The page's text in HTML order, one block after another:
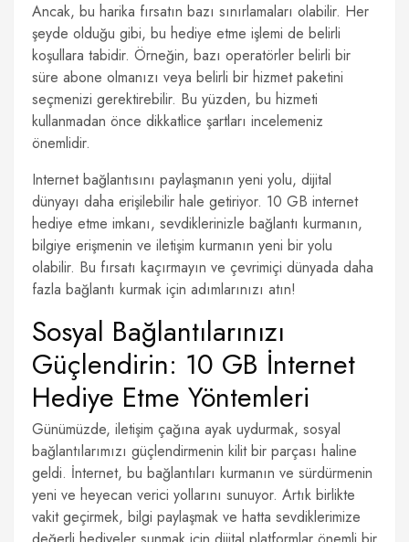
Ancak, bu harika fırsatın bazı sınırlamaları olabilir. Her
şeyde olduğu gibi, bu hediye etme işlemi de belirli
koşullara tabidir. Örneğin, bazı operatörler belirli bir
süre abone olmanızı veya belirli bir hizmet paketini
seçmenizi gerektirebilir. Bu yüzden, bu hizmeti
kullanmadan önce dikkatlice şartları incelemeniz
önemlidir.
Internet bağlantısını paylaşmanın yeni yolu, dijital
dünyayı daha erişilebilir hale getiriyor. 10 GB internet
hediye etme imkanı, sevdiklerinizle bağlantı kurmanın,
bilgiye erişmenin ve iletişim kurmanın yeni bir yolu
olabilir. Bu fırsatı kaçırmayın ve çevrimiçi dünyada daha
fazla bağlantı kurmak için adımlarınızı atın!
Sosyal Bağlantılarınızı
Güçlendirin: 10 GB İnternet
Hediye Etme Yöntemleri
Günümüzde, iletişim çağına ayak uydurmak, sosyal
bağlantılarımızı güçlendirmenin kilit bir parçası haline
geldi. İnternet, bu bağlantıları kurmanın ve sürdürmenin
yeni ve heyecan verici yollarını sunuyor. Artık birlikte
vakit geçirmek, bilgi paylaşmak ve hatta sevdiklerimize